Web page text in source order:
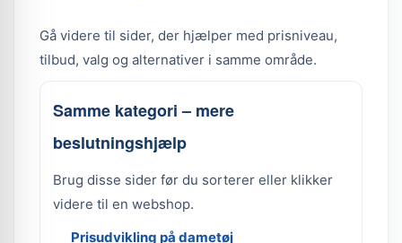
Gå videre til sider, der hjælper med prisniveau,
tilbud, valg og alternativer i samme område.
Samme kategori – mere
beslutningshjælp
Brug disse sider før du sorterer eller klikker
videre til en webshop.
Prisudvikling på dametøj